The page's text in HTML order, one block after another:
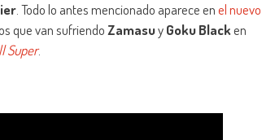
. Todo lo antes mencionado aparece enel nuevo
que van sufriendoZamasuyGoku Blacken
Super.